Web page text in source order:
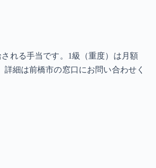
れる手当です。1級（重度）は月額
細は前橋市の窓口にお問い合わせく